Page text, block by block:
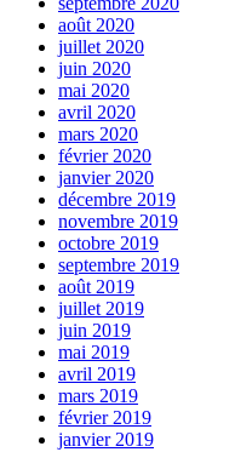
août 2020
juillet 2020
juin 2020
mai 2020
avril 2020
mars 2020
février 2020
janvier 2020
décembre 2019
novembre 2019
octobre 2019
septembre 2019
août 2019
juillet 2019
juin 2019
mai 2019
avril 2019
mars 2019
février 2019
janvier 2019